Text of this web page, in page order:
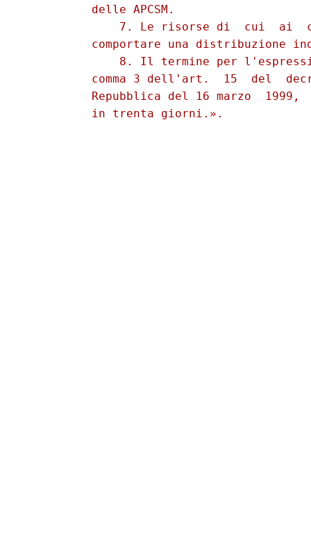
          delle APCSM.
7. Le risorse di  cui  ai
comportare una distribuzione
8. Il termine per
comma 3 dell'art.  15  del
Repubblica del 16 marzo  1999,